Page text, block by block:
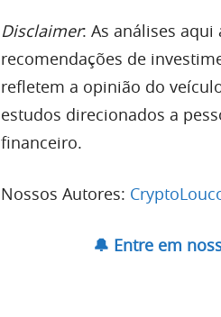
Disclaimer: As análises aqui
recomendações de
refletem a opinião do
estudos direcionados a
financeiro.
Nossos Autores:
🔔 Entre em